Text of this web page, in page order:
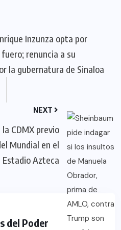
Inzunza opta por
renuncia a su
la gubernatura de Sinaloa
NEXT
CDMX previo
Mundial en el
Estadio Azteca
del Poder